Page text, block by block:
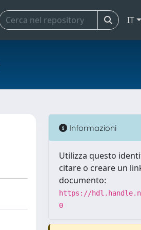
IT
Informazioni
Utilizza questo
citare o creare un
documento:
https://
0